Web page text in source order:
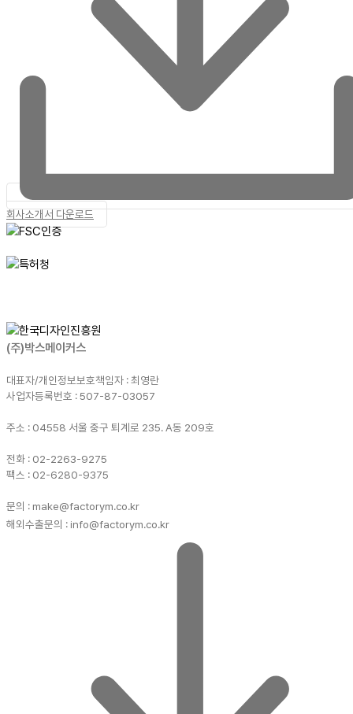
회사소개서 다운로드
(주)박스메이커스
대표자/개인정보보호책임자 : 최영란
사업자등록번호 : 507-87-03057
주소 : 04558 서울 중구 퇴계로 235. A동 209호
전화 : 02-2263-9275
팩스 : 02-6280-9375
문의 : make@factorym.co.kr
해외수출문의 : info@factorym.co.kr